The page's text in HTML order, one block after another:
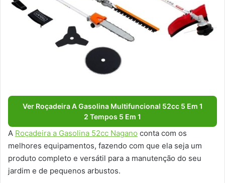
Ver Roçadeira A Gasolina Multifuncional 52cc 5 Em 1
2 Tempos 5 Em 1
A Roçadeira a Gasolina 52cc Nagano conta com os
melhores equipamentos, fazendo com que ela seja um
produto completo e versátil para a manutenção do seu
jardim e de pequenos arbustos.